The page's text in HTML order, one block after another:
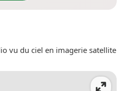
vu du ciel en imagerie satellite